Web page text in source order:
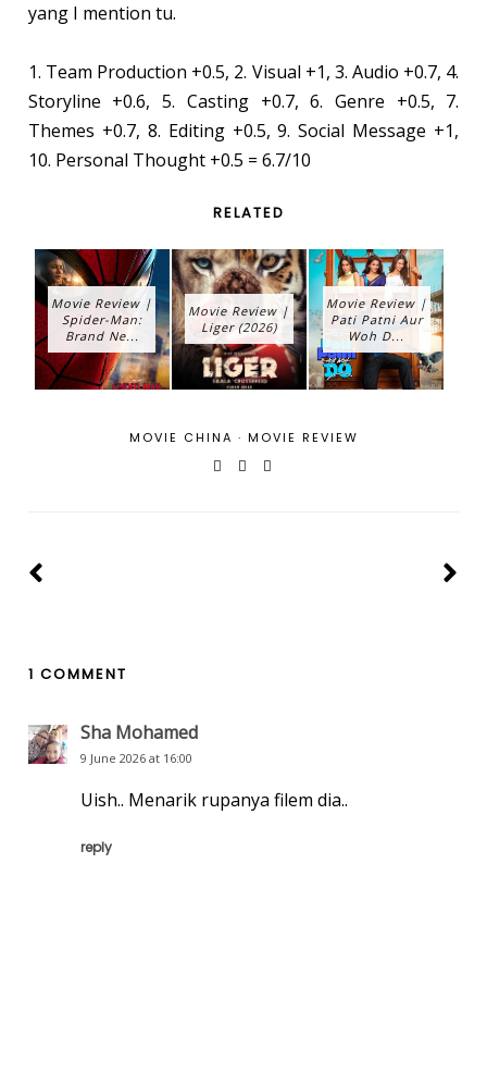
yang I mention tu.
1. Team Production +0.5, 2. Visual +1, 3. Audio +0.7, 4.
Storyline +0.6, 5. Casting +0.7, 6. Genre +0.5, 7.
Themes +0.7, 8. Editing +0.5, 9. Social Message +1,
10. Personal Thought +0.5 = 6.7/10
RELATED
Movie Review |
Spider-Man:
Brand Ne...
Movie Review |
Liger (2026)
Movie Review |
Pati Patni Aur
Woh D...
MOVIE CHINA · MOVIE REVIEW
1 COMMENT
Sha Mohamed
9 June 2026 at 16:00
Uish.. Menarik rupanya filem dia..
reply